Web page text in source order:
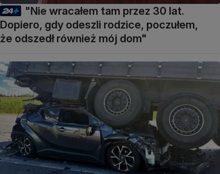
"Nie wracałem tam przez 30 lat.
Dopiero, gdy odeszli rodzice, poczułem,
że odszedł również mój dom"